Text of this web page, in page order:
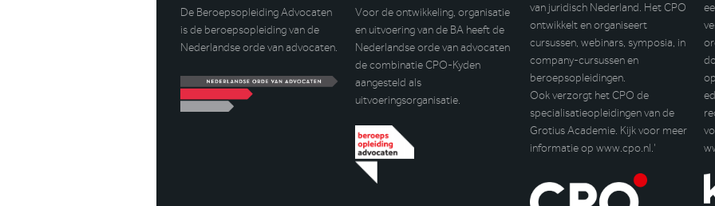
De Beroepsopleiding Advocaten
is de beroepsopleiding van de
Nederlandse orde van advocaten.
Voor de ontwikkeling, organisatie
en uitvoering van de BA heeft de
Nederlandse orde van advocaten
de combinatie CPO-Kyden
aangesteld als
uitvoeringsorganisatie.
van juridisch Nederland. Het CPO
ontwikkelt en organiseert
cursussen, webinars, symposia, in
company-cursussen en
beroepsopleidingen.
Ook verzorgt het CPO de
specialisatieopleidingen van de
Grotius Academie. Kijk voor meer
informatie op www.cpo.nl.’